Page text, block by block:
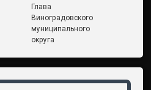
Глава
Виноградовского
муниципального
округа